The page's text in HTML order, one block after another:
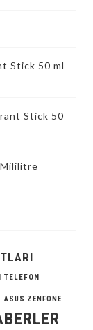
Stick 50 ml –
Stick 50
TELEFON
ASUS ZENFONE